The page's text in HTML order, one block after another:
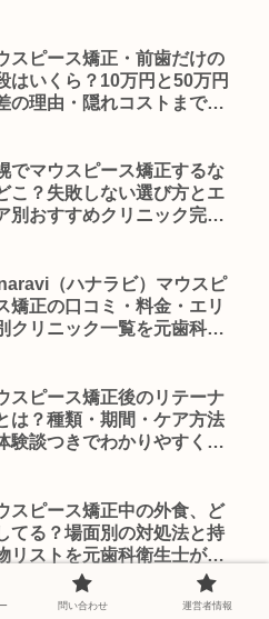
スピース矯正・前歯だけの
はいくら？10万円と50万円
の理由・隠れコストまで元
でマウスピース矯正するな
こ？失敗しない選び方とエ
別おすすめクリニック完全
（ハナラビ）マウスピ
矯正の口コミ・料金・エリ
クリニック一覧を元歯科衛
スピース矯正後のリテーナ
は？種類・期間・ケア方法
験談つきでわかりやすく解
スピース矯正中の外食、ど
てる？場面別の対処法と持
リストを元歯科衛生士が解
問い合わせ 運営者情報